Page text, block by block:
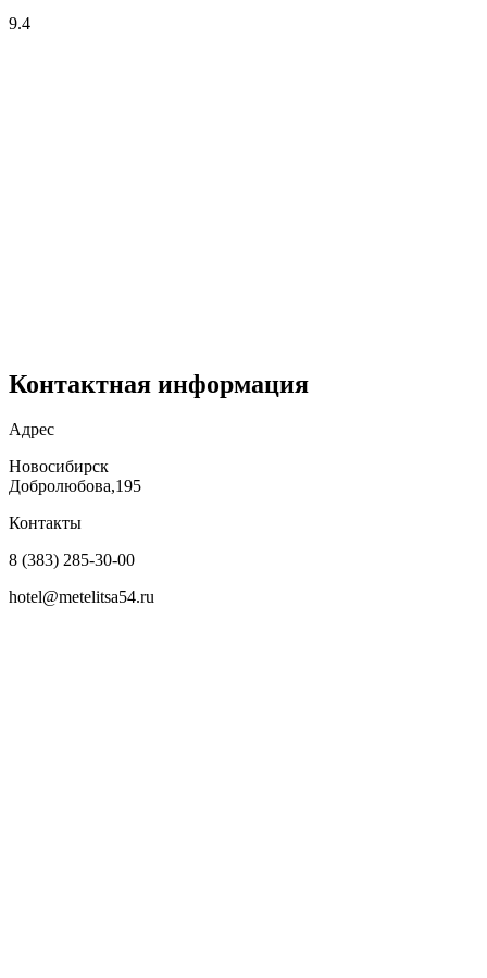
9.4
Контактная информация
Адрес
Новосибирск
Добролюбова,195
Контакты
8 (383) 285-30-00
hotel@metelitsa54.ru